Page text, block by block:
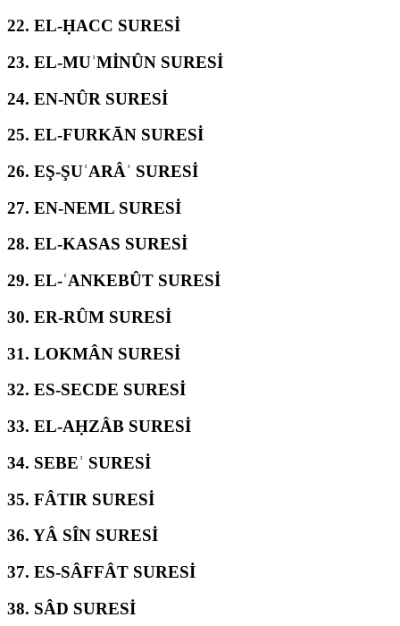
22. EL-ḤACC SURESİ
23. EL-MUʾMİNÛN SURESİ
24. EN-NÛR SURESİ
25. EL-FURKĀN SURESİ
26. EŞ-ŞUʿARÂʾ SURESİ
27. EN-NEML SURESİ
28. EL-KASAS SURESİ
29. EL-ʿANKEBÛT SURESİ
30. ER-RÛM SURESİ
31. LOKMÂN SURESİ
32. ES-SECDE SURESİ
33. EL-AḤZÂB SURESİ
34. SEBEʾ SURESİ
35. FÂTIR SURESİ
36. YÂ SÎN SURESİ
37. ES-SÂFFÂT SURESİ
38. SÂD SURESİ